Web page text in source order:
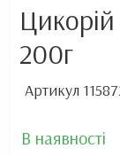
200г
Артикул
В наявності